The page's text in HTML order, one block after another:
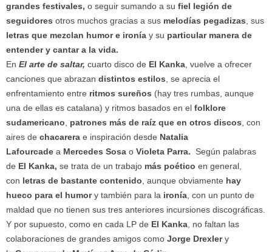
grandes festivales, o seguir sumando a su fiel legión de
seguidores otros muchos gracias a sus melodías pegadizas , sus
letras que mezclan humor e ironía y su particular manera de
entender y cantar a la vida.
En El arte de saltar, cuarto disco de El Kanka , vuelve a ofrecer
canciones que abrazan distintos estilos , se aprecia el
enfrentamiento entre ritmos sureños (hay tres rumbas, aunque
una de ellas es catalana) y ritmos basados en el folklore
sudamericano
patrones más de raíz que en otros discos , con
aires de chacarera e inspiración desde Natalia
Lafourcade a Mercedes Sosa o Violeta Parra.
Según palabras
de El Kanka, se trata de un trabajo más poético en general,
con letras de bastante contenido , aunque obviamente hay
hueco para el humory también para la ironía , con un punto de
maldad que no tienen sus tres anteriores incursiones discográficas.
Y por supuesto, como en cada LP de El Kanka , no faltan las
colaboraciones de grandes amigos como Jorge Drexlery